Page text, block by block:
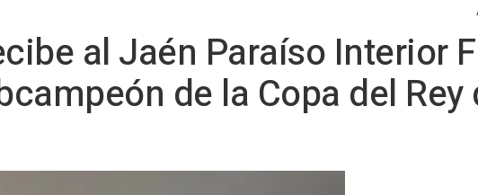
al Jaén Paraíso Interior
de la Copa del Rey